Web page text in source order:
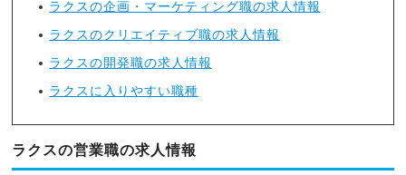
ラクスの企画・マーケティング職の求人情報
ラクスのクリエイティブ職の求人情報
ラクスの開発職の求人情報
ラクスに入りやすい職種
ラクスの営業職の求人情報